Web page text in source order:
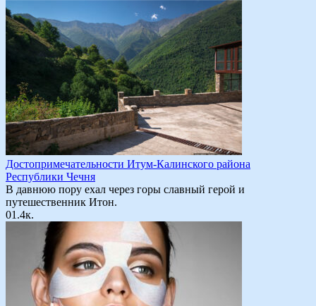
Достопримечательности Итум-Калинского района
Республики Чечня
В давнюю пору ехал через горы славный герой и
путешественник Итон.
01.4к.